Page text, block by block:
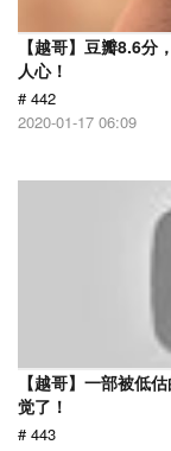
【越哥】豆瓣8.6
人心！
# 442
2020-01-17 06:09
【越哥】一部被低
觉了！
# 443